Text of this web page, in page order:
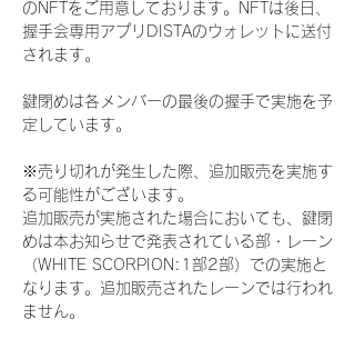
のNFTをご用意しております。NFTは後日、
握手会専用アプリDISTAのウォレットに送付
されます。
鍵閉めは各メンバーの最後の握手で実施を予
定しています。
※売り切れが発生した際、追加販売を実施す
る可能性がございます。
追加販売が実施された場合においても、鍵閉
めは本お知らせで発表されている部・レーン
（WHITE SCORPION:1部2部）での実施と
なります。追加販売されたレーンでは行われ
ません。